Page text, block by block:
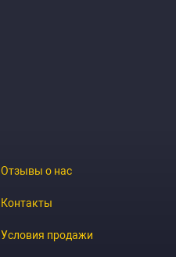
Отзывы о нас
Контакты
Условия продажи